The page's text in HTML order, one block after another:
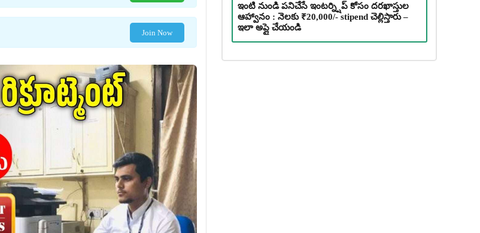
Join Now
ఇంటి నుండి పనిచేసే ఇంటర్న్షిప్ కోసం దరఖాస్తుల
ఆహ్వానం : నెలకు ₹20,000/- stipend చెల్లిస్తారు –
ఇలా అప్లై చేయండి